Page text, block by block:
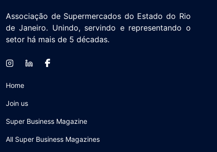
Associação de Supermercados do Estado do Rio
de Janeiro. Unindo, servindo e representando o
setor há mais de 5 décadas.
Home
Join us
Super Business Magazine
All Super Business Magazines